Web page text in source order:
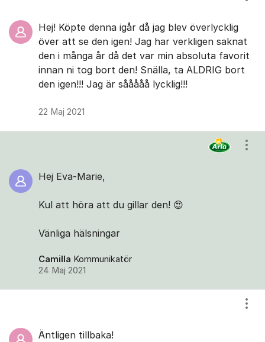
Hej! Köpte denna igår då jag blev överlycklig
över att se den igen! Jag har verkligen saknat
den i många år då det var min absoluta favorit
innan ni tog bort den! Snälla, ta ALDRIG bort
den igen!!! Jag är sååååå lycklig!!!
22 Maj 2021
Hej Eva-Marie,
Kul att höra att du gillar den! 😍
Vänliga hälsningar
Camilla Kommunikatör
24 Maj 2021
Äntligen tillbaka!